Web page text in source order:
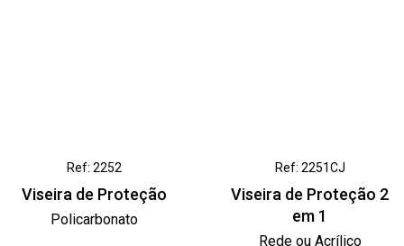
Ref: 2252
Viseira de Proteção
Policarbonato
Ref: 2251CJ
Viseira de Proteção 2
em 1
Rede ou Acrílico